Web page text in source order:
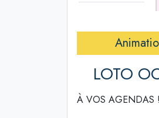
LOTO
À VOS AGENDAS !